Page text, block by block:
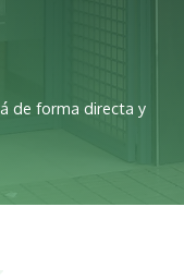
de forma directa y